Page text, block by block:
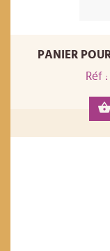
PANIER
Réf :